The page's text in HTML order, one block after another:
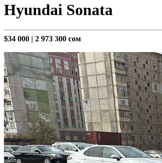
Hyundai Sonata
$34 000 | 2 973 300 сом